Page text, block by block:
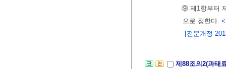
⑨ 제1항부터
으로 정한다.
[전문개정
제88조의2(과태